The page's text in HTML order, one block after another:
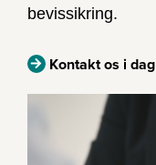
bevissikring.
Kontakt os i dag